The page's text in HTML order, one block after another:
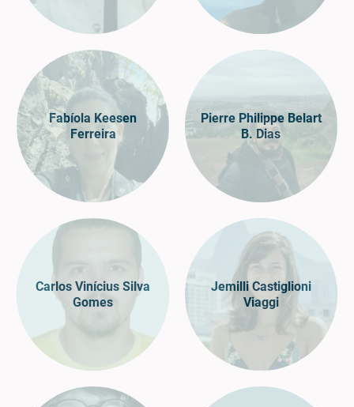
Fabíola Keesen
Ferreira
Pierre Philippe Belart
B. Dias
Carlos Vinícius Silva
Gomes
Jemilli Castiglioni
Viaggi